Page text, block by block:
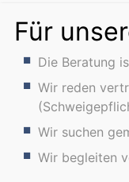
Für
Die Beratung
Wir reden
Wir suchen
Wir begleiten